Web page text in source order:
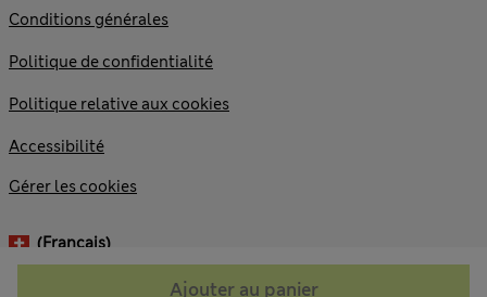
Ajouter au panier
Conditions générales
Politique de confidentialité
Politique relative aux cookies
Accessibilité
Gérer les cookies
(français)